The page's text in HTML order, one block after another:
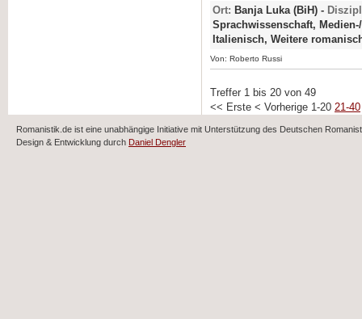
Ort: Banja Luka (BiH) -
Sprachwissenschaft,
Italienisch, Weitere
Von: Roberto Russi
Treffer 1 bis 20 von 49
<< Erste < Vorherige 1-20 21-40
Romanistik.de ist eine unabhängige Initiative mit Unterstützung des Deutschen
Design & Entwicklung durch Daniel Dengler